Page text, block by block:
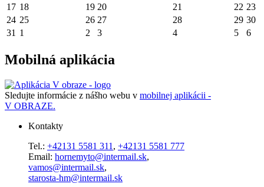
17 18 19 20 21 22 23
24 25 26 27 28 29 30
31 1 2 3 4 5 6
Mobilná aplikácia
Sledujte informácie z nášho webu v mobilnej aplikácii -
V OBRAZE.
Kontakty
Tel.: +42131 5581 311 , +42131 5581 777
Email: hornemyto@intermail.sk,
vamos@intermail.sk,
starosta-hm@intermail.sk